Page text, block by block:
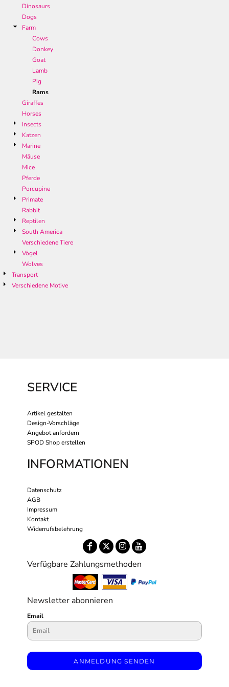
Dinosaurs
Dogs
Farm
Cows
Donkey
Goat
Lamb
Pig
Rams
Giraffes
Horses
Insects
Katzen
Marine
Mäuse
Mice
Pferde
Porcupine
Primate
Rabbit
Reptilen
South America
Verschiedene Tiere
Vögel
Wolves
Transport
Verschiedene Motive
SERVICE
Artikel gestalten
Design-Vorschläge
Angebot anfordern
SPOD Shop erstellen
INFORMATIONEN
Datenschutz
AGB
Impressum
Kontakt
Widerrufsbelehrung
Verfügbare Zahlungsmethoden
Newsletter abonnieren
Email
ANMELDUNG SENDEN